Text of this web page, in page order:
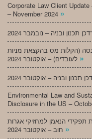
Corporate Law Client
– November 2024 »
(הקלות מס בהקצאת מניות
»
Environmental Law and
Disclosure in the US –
תפקידי הנאמן למחזיקי אגרות
»